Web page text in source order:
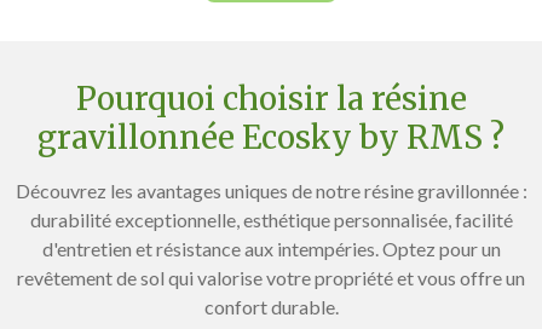
Pourquoi choisir la résine
gravillonnée Ecosky by RMS ?
Découvrez les avantages uniques de notre résine gravillonnée :
durabilité exceptionnelle, esthétique personnalisée, facilité
d'entretien et résistance aux intempéries. Optez pour un
revêtement de sol qui valorise votre propriété et vous offre un
confort durable.